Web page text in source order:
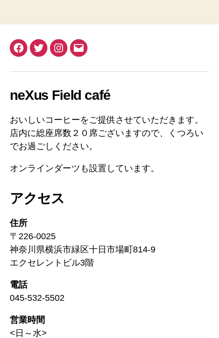
の
ペ
ー
ジ
り
Facebook
TwitterInstagram
メ
neXus Field café
おいしいコーヒーをご提供させていただきます。
店内に総座席数２０席ございますので、くつろい
でお過ごしください。
オンラインダーツも設置しています。
アクセス
住所
〒226-0025
神奈川県横浜市緑区十日市場町814-9
エクセレントビル3階
電話
045-532-5502
営業時間
<日～水>